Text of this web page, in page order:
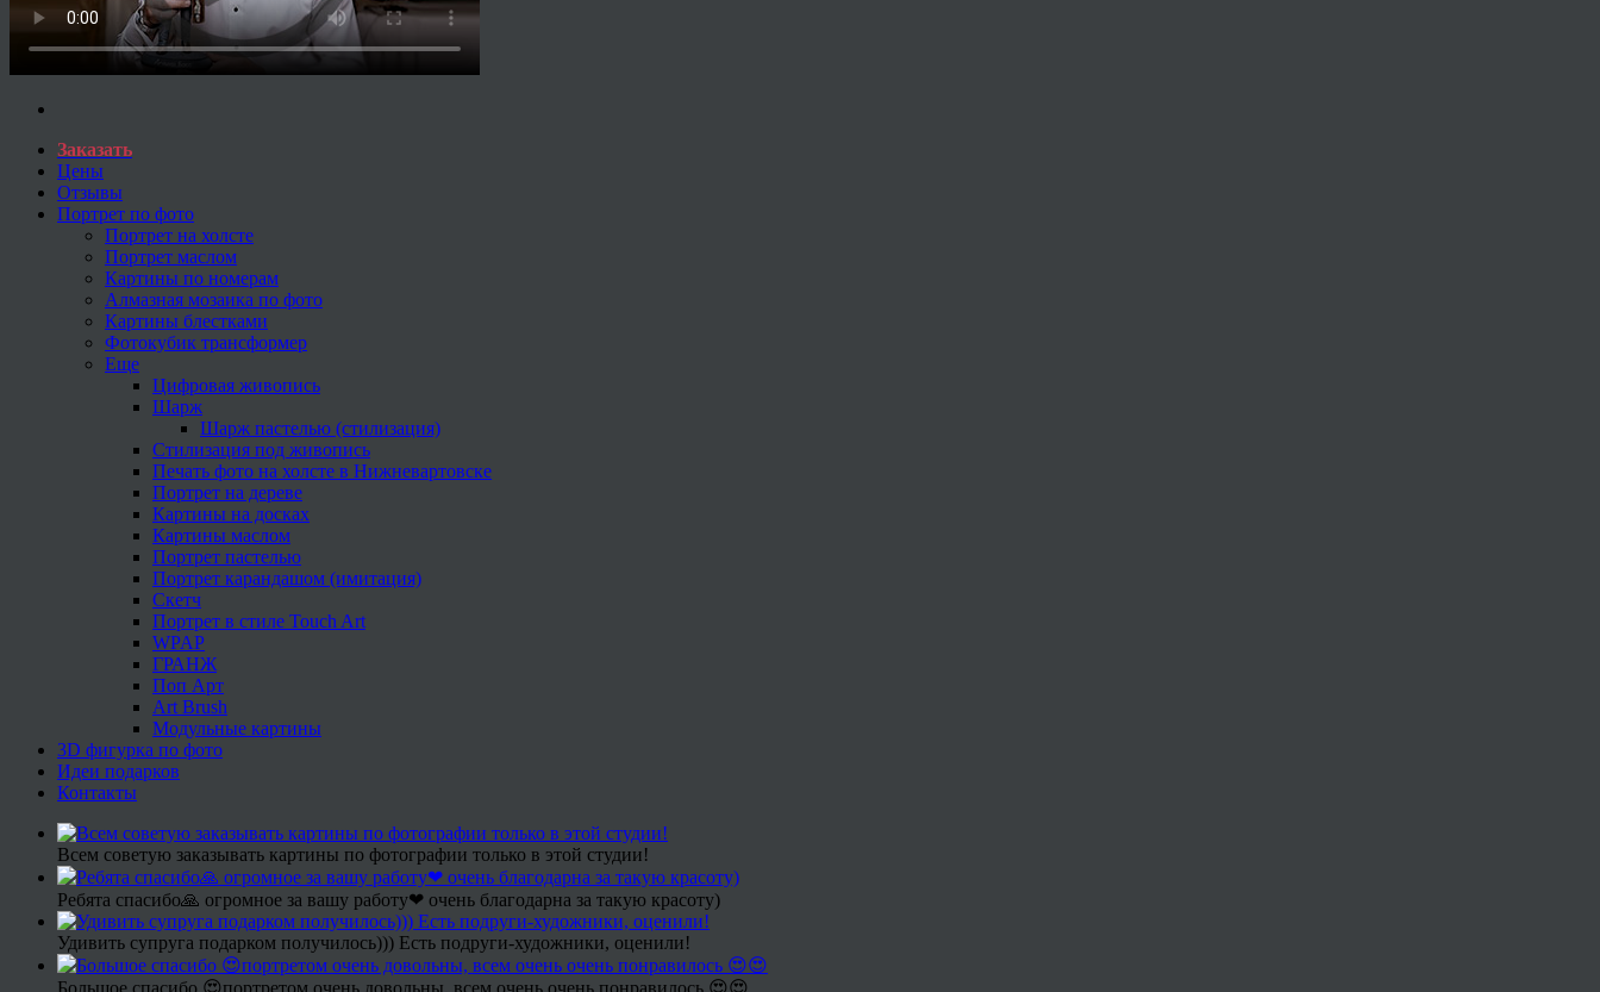
Заказать
Цены
Отзывы
Портрет по фото
Портрет на холсте
Портрет маслом
Картины по номерам
Алмазная мозаика по фото
Картины блестками
Фотокубик трансформер
Еще
Цифровая живопись
Шарж
Шарж пастелью (стилизация)
Стилизация под живопись
Печать фото на холсте в Нижневартовске
Портрет на дереве
Картины на досках
Картины маслом
Портрет пастелью
Портрет карандашом (имитация)
Скетч
Портрет в стиле Touch Art
WPAP
ГРАНЖ
Поп Арт
Art Brush
Модульные картины
3D фигурка по фото
Идеи подарков
Контакты
Всем советую заказывать картины по фотографии только в этой студии!
Ребята спасибо🙏 огромное за вашу работу❤ очень благодарна за такую красоту)
Удивить супруга подарком получилось))) Есть подруги-художники, оценили!
Большое спасибо 😍портретом очень довольны, всем очень очень понравилось 😍😍